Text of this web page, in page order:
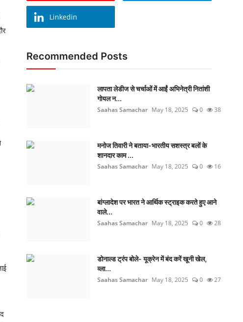
Linkedin
Recommended Posts
लापता लेडीज से चर्चाओं में आईं अभिनेत्री नितांशी
गोयल न...
Saahas Samachar May 18, 2025 0 38
मनोज तिवारी ने बताया-भारतीय सशस्त्र बलों के
शानदार काम ...
Saahas Samachar May 18, 2025 0 16
बांग्लादेश पर भारत ने आर्थिक स्ट्राइक करते हुए आने
वाले...
Saahas Samachar May 18, 2025 0 28
डोनाल्ड ट्रंप बोले- यूक्रेन में बंद करें खूनी खेल,
व्ला...
Saahas Samachar May 18, 2025 0 27